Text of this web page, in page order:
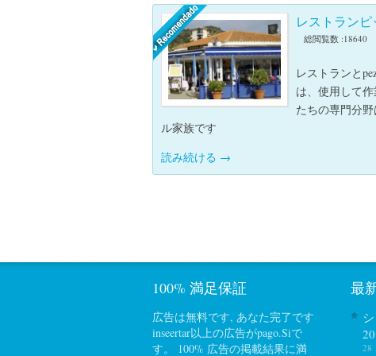
レストラン
総閲覧数 :18640
レストランと
は、使用して
たちの専門分野
ル家族です
読み続ける →
100% 満足保証
広告は無料です, あなた完了です
inseertar以上の広告がpago.Siで
す。 100% 広告の掲載結果に満
最
28